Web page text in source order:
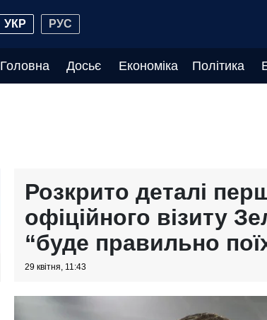
УКР РУС
Головна Досьє Економіка Політика
Розкрито деталі
офіційного візиту
“буде правильно
29 квітня, 11:43